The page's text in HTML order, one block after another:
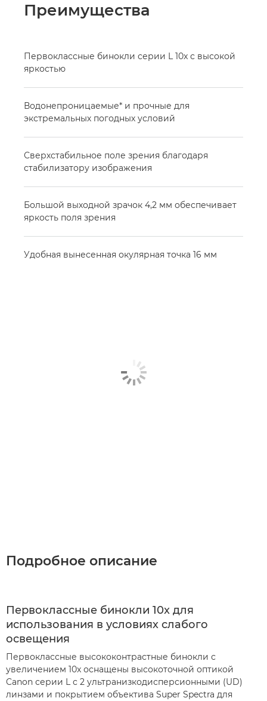
Преимущества
Первоклассные бинокли серии L 10x с высокой
яркостью
Водонепроницаемые* и прочные для
экстремальных погодных условий
Сверхстабильное поле зрения благодаря
стабилизатору изображения
Большой выходной зрачок 4,2 мм обеспечивает
яркость поля зрения
Удобная вынесенная окулярная точка 16 мм
Подробное описание
Первоклассные бинокли 10x для
использования в условиях слабого
освещения
Первоклассные высококонтрастные бинокли с
увеличением 10x оснащены высокоточной оптикой
Canon серии L с 2 ультранизкодисперсионными (UD)
линзами и покрытием объектива Super Spectra для